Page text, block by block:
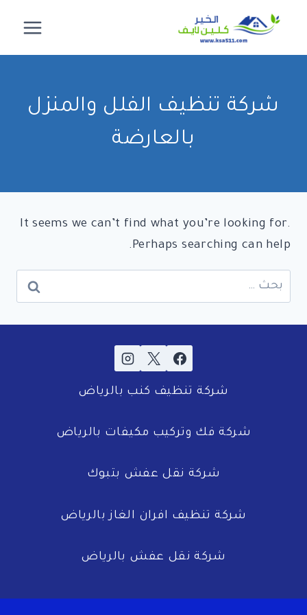
المحتوى
شركة تنظيف الفلل والمنزل
بالعارضة
It seems we can’t find what you’re looking for.
Perhaps searching can help.
البحث
عن:
شركة تنظيف كنب بالرياض
شركة فك وتركيب مكيفات بالرياض
شركة نقل عفش بتبوك
شركة تنظيف افران الغاز بالرياض
شركة نقل عفش بالرياض